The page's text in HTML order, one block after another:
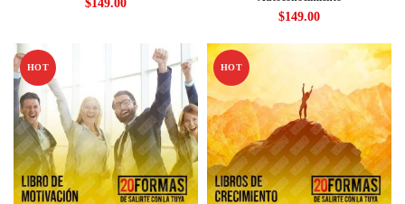
$149.00
$149.00
HOT HOT